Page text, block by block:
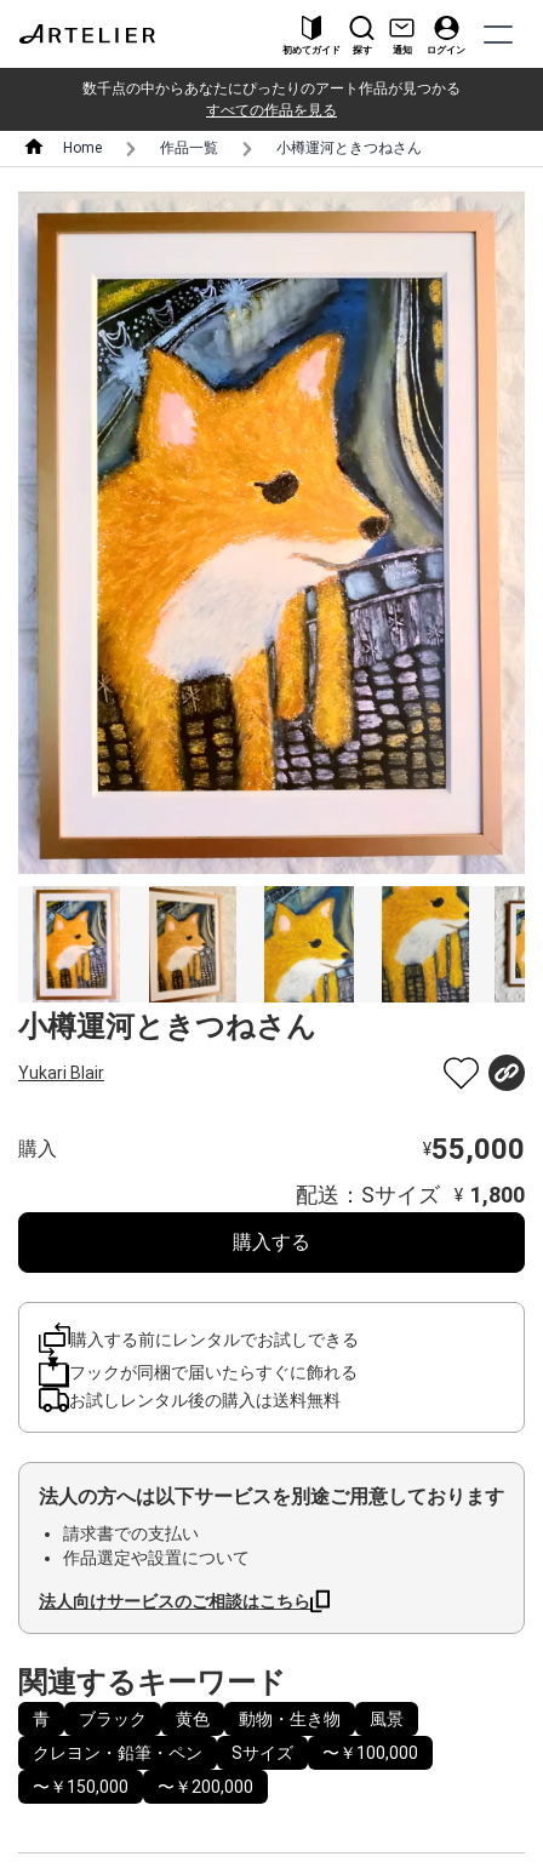
初めてガイド 探す 通知 ログイン
数千点の中からあなたにぴったりのアート作品が見つかる
すべての作品を見る
Home 作品一覧 小樽運河ときつねさん
小樽運河ときつねさん
Yukari Blair
購入 ¥55,000
配送：Sサイズ ¥ 1,800
購入する
購入する前にレンタルでお試しできる
フックが同梱で届いたらすぐに飾れる
お試しレンタル後の購入は送料無料
法人の方へは以下サービスを別途ご用意しております
請求書での支払い
作品選定や設置について
法人向けサービスのご相談はこちら
関連するキーワード
青 ブラック 黄色 動物・生き物
風景
クレヨン・鉛筆・ペン
Sサイズ
〜￥100,000
〜￥150,000
〜￥200,000